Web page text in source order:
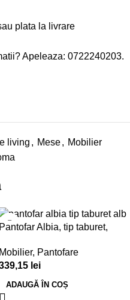
plata la livrare
Apeleaza: 0722240203.
living , Mese, Mobilier
Pantofar Albia, tip taburet,
Mobilier, Pantofare
lei
ADAUGĂ ÎN COȘ